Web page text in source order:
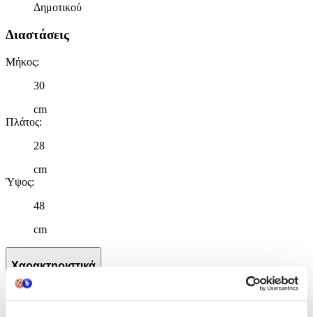
Δημοτικού
Διαστάσεις
Μήκος:
30
cm
Πλάτος:
28
cm
Ύψος:
48
cm
Χαρακτηριστικά